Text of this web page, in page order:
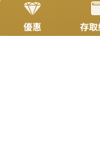
立即來電